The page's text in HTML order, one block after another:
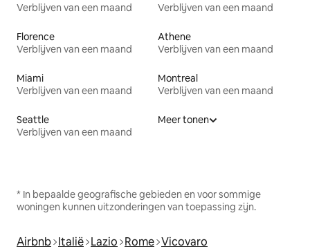
Verblijven van een maand
Verblijven van een maand
Florence
Verblijven van een maand
Athene
Verblijven van een maand
Miami
Verblijven van een maand
Montreal
Verblijven van een maand
Seattle
Verblijven van een maand
Meer tonen
* In bepaalde geografische gebieden en voor sommige
woningen kunnen uitzonderingen van toepassing zijn.
Airbnb Italië Lazio Rome Vicovaro